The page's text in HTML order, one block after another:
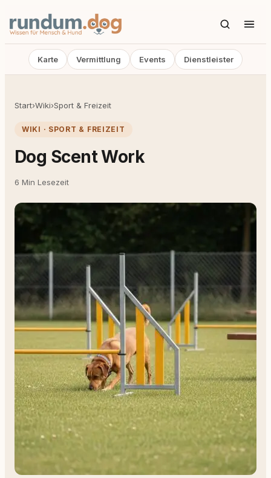
Karte Vermittlung Events Dienstleister
Start›Wiki›Sport & Freizeit
WIKI · SPORT & FREIZEIT
Dog Scent Work
6 Min Lesezeit